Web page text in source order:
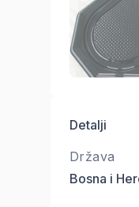
Detalji
Država
Bosna i